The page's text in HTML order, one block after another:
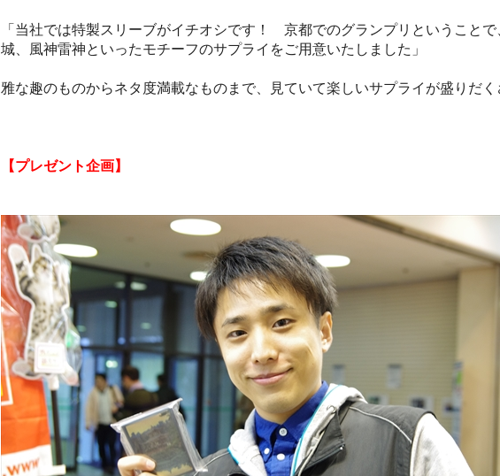
「当社では特製スリーブがイチオシです！ 京都でのグランプリということ
城、風神雷神といったモチーフのサプライをご用意いたしました」
雅な趣のものからネタ度満載なものまで、見ていて楽しいサプライが盛りだ
【プレゼント企画】